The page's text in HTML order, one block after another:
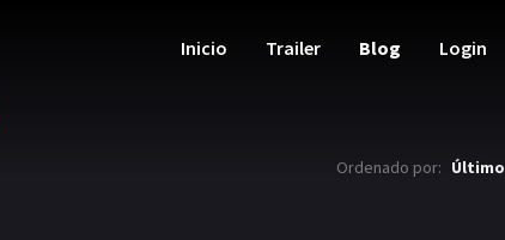
Inicio Trailer Blog Login
Ordenado por: Último